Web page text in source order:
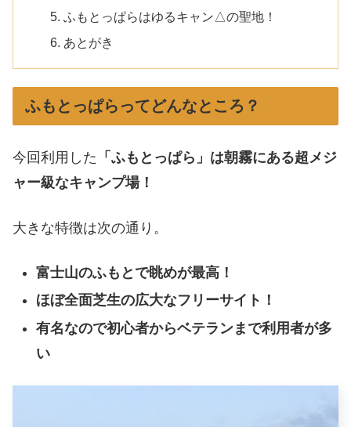
ふもとっぱらはゆるキャン△の聖地！
あとがき
ふもとっぱらってどんなところ？
今回利用した 「ふもとっぱら」は朝霧にある超メジ
ャー級なキャンプ場！
大きな特徴は次の通り。
富士山のふもとで眺めが最高！
ほぼ全面芝生の広大なフリーサイト！
有名なので初心者からベテランまで利用者が多
い